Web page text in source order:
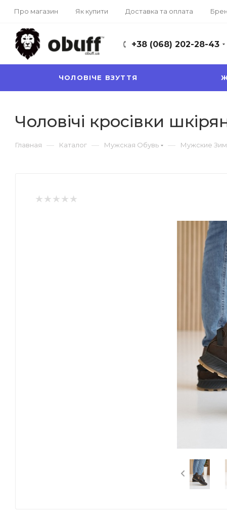
Про магазин Як купити Доставка та оплата
+38 (068) 202-28-43
ЧОЛОВІЧЕ ВЗУТТЯ
Чоловічі кросівки
Главная — Каталог — Мужская Обувь — Мужские